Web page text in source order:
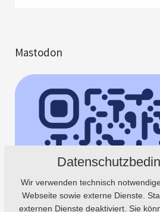
Mastodon
Wir verwenden technisch
Webseite sowie externe Dienste.
externen Dienste deaktiviert. Sie